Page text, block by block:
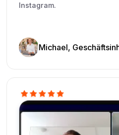
Instagram.
Michael,